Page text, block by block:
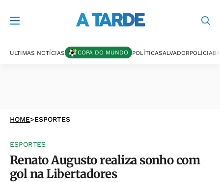
ÚLTIMAS NOTÍCIAS COPA DO MUNDO POLÍTICASALVADORPOLÍCIA
HOME>ESPORTES
ESPORTES
Renato Augusto realiza sonho com
gol na Libertadores